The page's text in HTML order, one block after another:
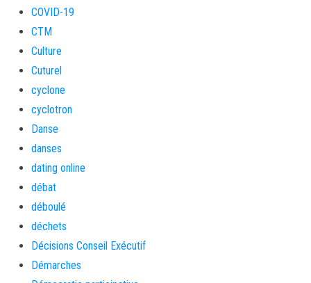
COVID-19
CTM
Culture
Cuturel
cyclone
cyclotron
Danse
danses
dating online
débat
déboulé
déchets
Décisions Conseil Exécutif
Démarches